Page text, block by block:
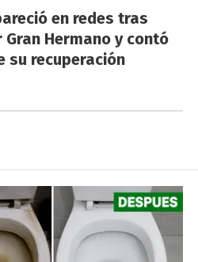
en redes tras
Hermano y contó
su recuperación